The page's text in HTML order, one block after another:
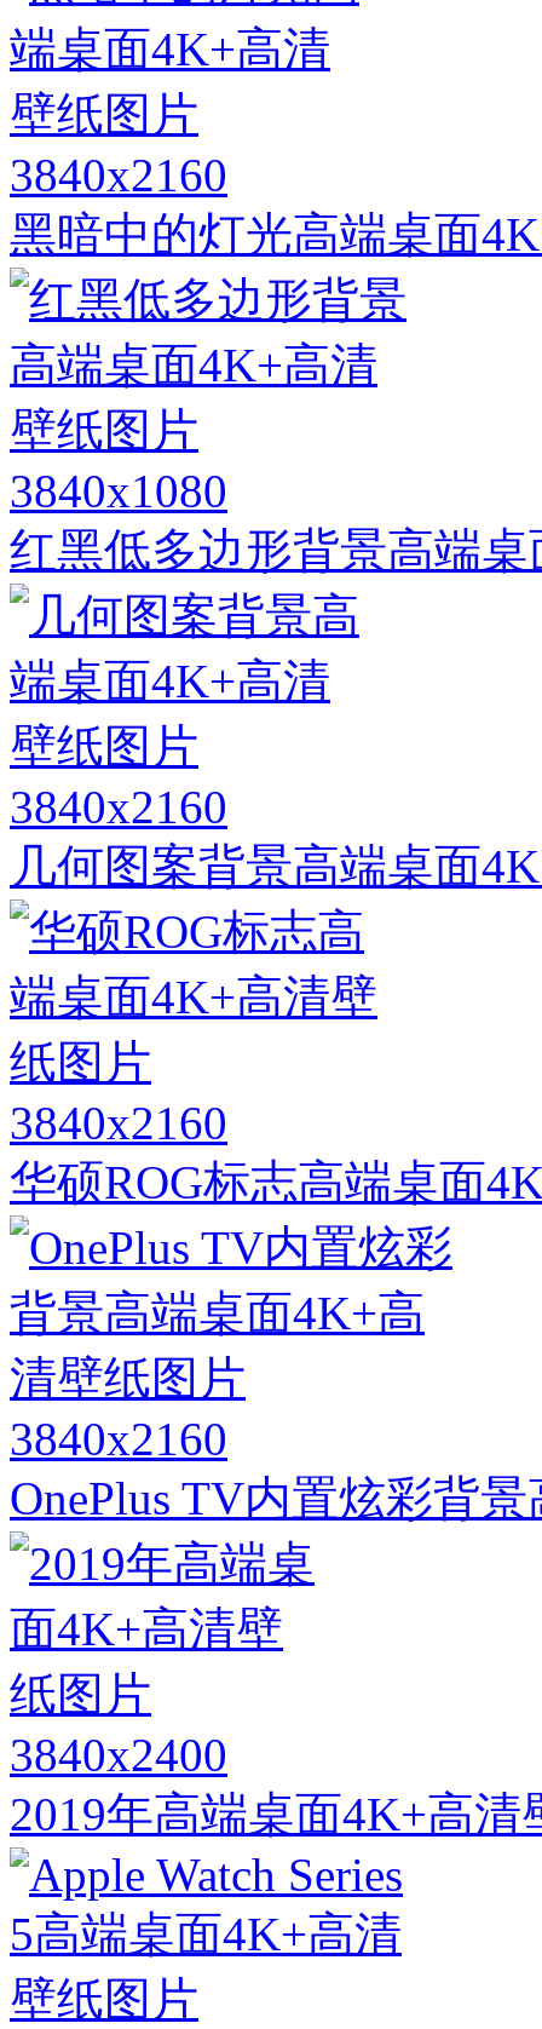
3840x2160
黑暗中的灯光高端桌面
3840x1080
红黑低多边形背景高端
3840x2160
几何图案背景高端桌面
3840x2160
华硕ROG标志高端桌面
3840x2160
OnePlus TV内置炫彩背
3840x2400
2019年高端桌面4K+高清